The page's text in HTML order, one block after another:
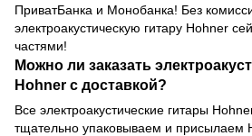
ПриватБанка и Монобанка! Без
электроакустическую гитару Hohner
частями!
Можно ли заказать
Hohner с доставкой?
Все электроакустические гитары
тщательно упаковываем и присылаем